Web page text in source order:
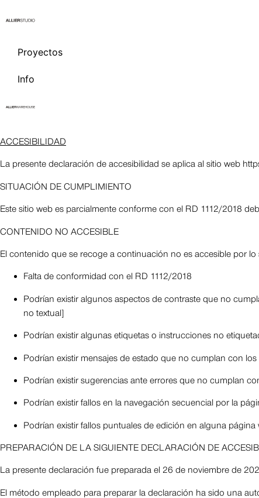
Proyectos
Info
ACCESIBILIDAD
La presente declaración de accesibilidad se aplica al sitio web
SITUACIÓN DE CUMPLIMIENTO
Este sitio web es parcialmente conforme con el RD 1112/2018
CONTENIDO NO ACCESIBLE
El contenido que se recoge a continuación no es accesible por lo
Falta de conformidad con el RD 1112/2018
Podrían existir algunos aspectos de contraste que no
no textual]
Podrían existir algunas etiquetas o instrucciones no
Podrían existir mensajes de estado que no cumplan con
Podrían existir sugerencias ante errores que no cumplan
Podrían existir fallos en la navegación secuencial por la
Podrían existir fallos puntuales de edición en alguna página
PREPARACIÓN DE LA SIGUIENTE DECLARACIÓN DE
La presente declaración fue preparada el 26 de noviembre de
El método empleado para preparar la declaración ha sido una